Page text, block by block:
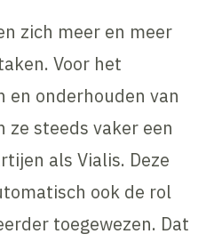
zich meer en meer
Voor het
en onderhouden van
steeds vaker een
als Vialis. Deze
ook de rol
toegewezen. Dat